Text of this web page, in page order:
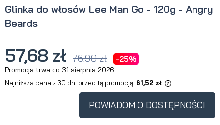
Glinka do włosów Lee Man Go - 120g - Angry
Beards
57,68 zł 76,90 zł -25%
Promocja trwa do 31 sierpnia 2026
Najniższa cena z 30 dni przed tą promocją: 61,52 zł
Jeżeli produkt jest sprzedawany
krócej niż 30 dni, wyświetlana jest
produkt pojawił się w sprzedaży.
POWIADOM O DOSTĘPNOŚCI